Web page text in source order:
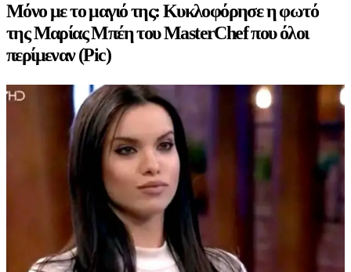
Μόνο με το μαγιό της: Κυκλοφόρησε η φωτό
της Μαρίας Μπέη του MasterChef που όλοι
περίμεναν (Pic)